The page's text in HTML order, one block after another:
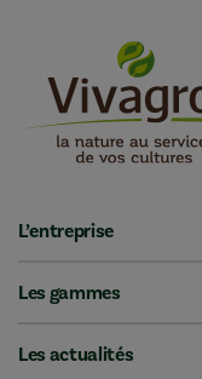
L’entreprise
Les gammes
Les actualités